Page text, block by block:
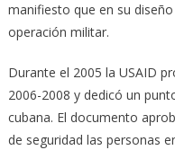
manifiesto que en su
operación militar.
Durante el 2005 la USAID
2006-2008 y dedicó un
cubana. El documento
de seguridad las personas